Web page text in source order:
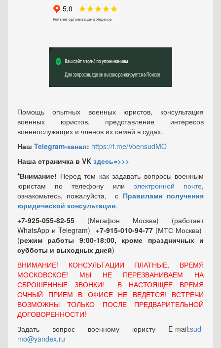
Помощь опытных военных юристов, консультация
военных юристов, представление интересов
военнослужащих и членов их семей в судах.
Наш Telegram-канал: https://t.me/VoensudMO
Наша страничка в VK здесь=>>>
*Внимание! Перед тем как задавать вопросы военным
юристам по телефону или электронной почте,
ознакомьтесь, пожалуйста, с Правилами получения
юридической консультации.
+7-925-055-82-55 (Мегафон Москва) (работает
WhatsApp и Telegram) +7-915-010-94-77 (МТС Москва)
(режим работы 9:00-18:00, кроме праздничных и
субботы и выходных дней)
ВНИМАНИЕ! КОНСУЛЬТАЦИИ ПЛАТНЫЕ, ВРЕМЯ
МОСКОВСКОЕ! МЫ НЕ ПЕРЕЗВАНИВАЕМ НА
СБРОШЕННЫЕ ЗВОНКИ! В НАСТОЯЩЕЕ ВРЕМЯ
ОЧНЫЙ ПРИЕМ В ОФИСЕ НЕ ВЕДЕТСЯ! ВСТРЕЧИ
ВОЗМОЖНЫ ТОЛЬКО ПОСЛЕ ПРЕДВАРИТЕЛЬНОЙ
ДОГОВОРЕННОСТИ!
Задать вопрос военному юристу E-mail:sud-
mo@yandex.ru